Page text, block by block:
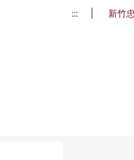
::: 新竹